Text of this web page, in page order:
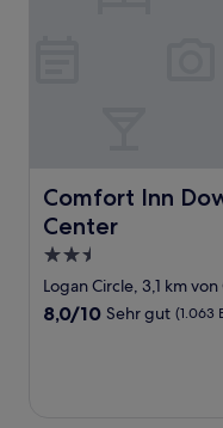
Comfort Inn
Center
Comfort Inn
2.5-
Sterne-
Unterkunft
Logan Circle, 3,1 km
8.0
8,0/10 Sehr gut (1.063